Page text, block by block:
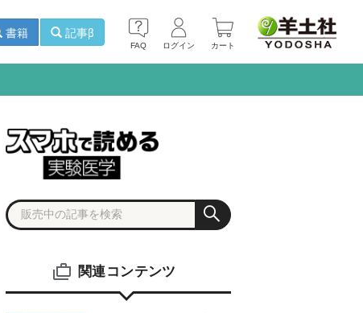
FAQ ログイン カート
書籍 記事β
関連コンテンツ